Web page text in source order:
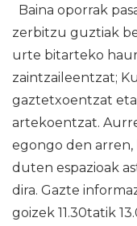
Baina oporrak
zerbitzu guztiak
urte bitarteko
zaintzaileentzat;
gaztetxoentzat eta
artekoentzat.
egongo den arren,
duten espazioak
dira. Gazte
goizek 11.30tatik